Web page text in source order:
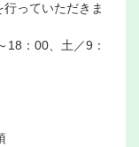
っていただきま
18：00、土／9：